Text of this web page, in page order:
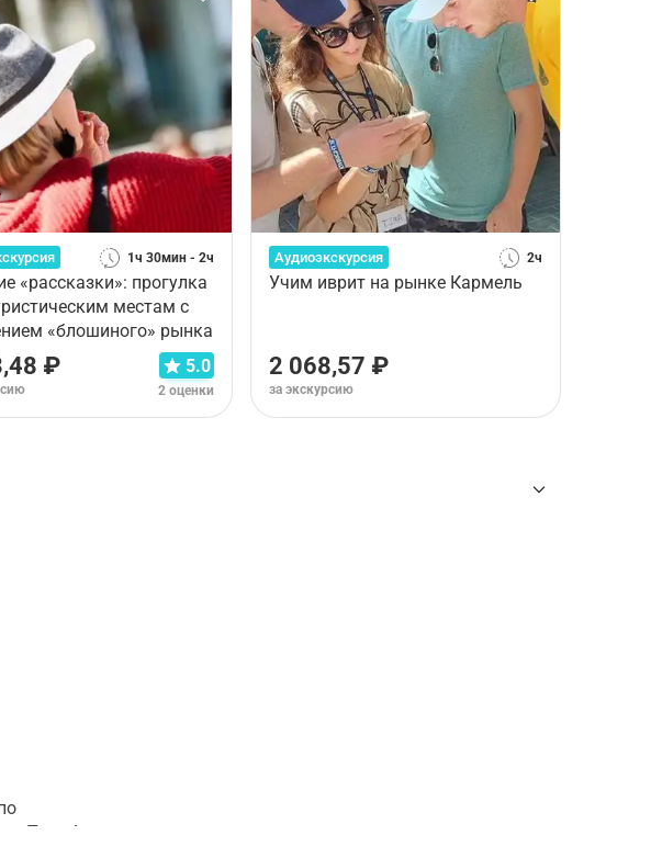
1ч 30мин - 2ч
«рассказки»: прогулка
местам с
«блошиного» рынка
₽ 5.0
2 оценки
Аудиоэкскурсия 2ч
Учим иврит на рынке Кармель
2 068,57 ₽
за экскурсию
Тель Авива